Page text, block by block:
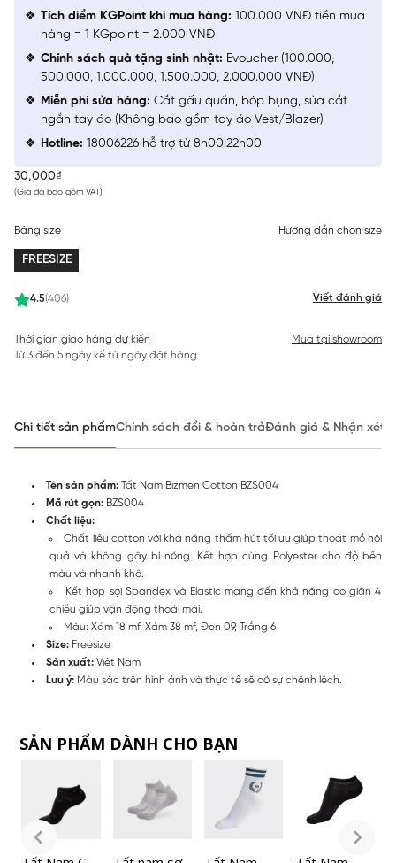
30,000₫
(Giá đã bao gồm VAT)
4.5(406) Viết đánh giá
Bảng size Hướng dẫn chọn size
FREESIZE
Thời gian giao hàng dự kiến
Từ 3 đến 5 ngày kể từ ngày đặt hàng
Mua tại showroom
Tích điểm KGPoint khi mua hàng: 100.000 VNĐ tiền mua
hàng = 1 KGpoint = 2.000 VNĐ
Chính sách quà tặng sinh nhật: Evoucher (100.000,
500.000, 1.000.000, 1.500.000, 2.000.000 VNĐ)
Miễn phí sửa hàng: Cắt gấu quần, bóp bụng, sửa cắt
ngắn tay áo (Không bao gồm tay áo Vest/Blazer)
Hotline: 18006226 hỗ trợ từ 8h00:22h00
Chi tiết sản phẩmChính sách đổi & hoàn trảĐánh giá & Nhận xét
Tên sản phẩm: Tất Nam Bizmen Cotton BZS004
Mã rút gọn: BZS004
Chất liệu:
Chất liệu cotton với khả năng thấm hút tối ưu giúp thoát mồ hôi
quả và không gây bí nóng. Kết hợp cùng Polyester cho độ bền
màu và nhanh khô.
Kết hợp sợi Spandex và Elastic mang đến khả năng co giãn 4
chiều giúp vận động thoải mái.
Màu: Xám 18 mf, Xám 38 mf, Đen 09, Trắng 6
Size: Freesize
Sản xuất: Việt Nam
Lưu ý: Màu sắc trên hình ảnh và thực tế sẽ có sự chênh lệch.
SẢN PHẨM DÀNH CHO BẠN